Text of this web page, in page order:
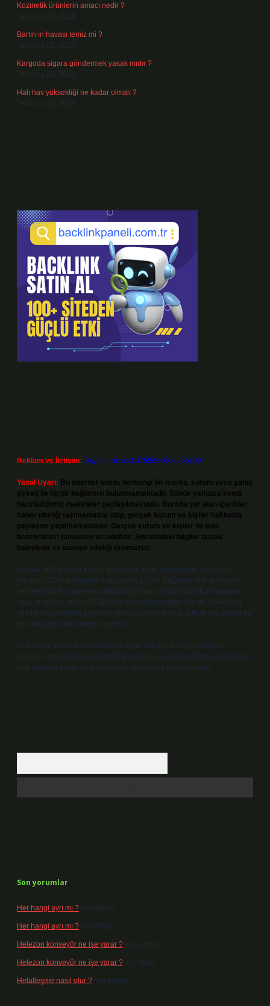
Kozmetik ürünlerin amacı nedir ?
Temmuz 26, 2026
Bartın’ın havası temiz mi ?
Temmuz 25, 2026
Kargoda sigara göndermek yasak mıdır ?
Temmuz 24, 2026
Halı hav yüksekliği ne kadar olmalı ?
Temmuz 22, 2026
Reklam ve İletişim: Skype: live:.cid.575569c608265c69
Yasal Uyarı: Bu internet sitesi, herhangi bir marka, kurum veya şahıs
şirketi ile hiçbir bağlantısı bulunmamaktadır. Sitede yalnızca kendi
hazırladığımız makaleler paylaşılmaktadır. Burada yer alan içerikler
haber niteliği taşımamakta olup, gerçek kurum ve kişiler hakkında
paylaşım yapılmamaktadır. Gerçek kurum ve kişiler ile isim
benzerlikleri tamamen tesadüfidir. Sitemizdeki bilgiler taslak
halindedir ve tavsiye niteliği taşımazlar.
Sitemiz, 5651 Sayılı Kanun gereğince Bilgi Teknolojileri ve İletişim
Kurumu (BTK) tarafından onaylanmış bir Yer Sağlayıcı olarak hizmet
vermektedir. Bu nedenle, sitedeki içerikleri proaktif olarak denetleme
veya araştırma yükümlülüğümüz bulunmamaktadır. Ancak, üyelerimiz
yazdıkları içeriklerin sorumluluğunu taşımakta olup, siteye üye olarak bu
sorumluluğu kabul etmiş sayılırlar.
Hukuka ve yasal düzenlemelere aykırı olduğunu düşündüğünüz
içerikleri, backlinkpanelicomtr@gmail.com adresine bildirmeniz halinde,
ilgili içerikler yasal süre içerisinde sitemizden kaldırılacaktır.
Son yorumlar
Her hangi ayrı mı ? için admin
Her hangi ayrı mı ? için Cihat
Helezon konveyör ne işe yarar ? için admin
Helezon konveyör ne işe yarar ? için Mine
Helalleşme nasıl olur ? için admin